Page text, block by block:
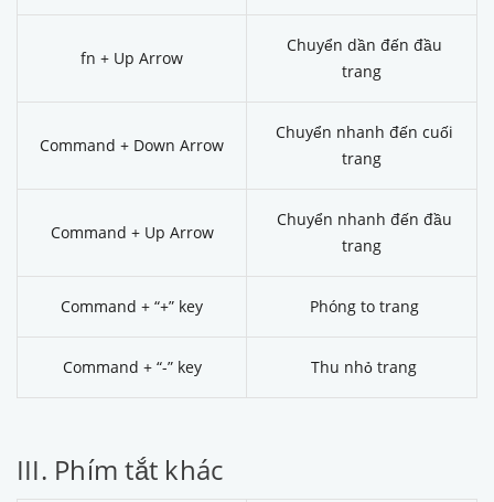
fn + Up Arrow
Chuyển dần đến đầu
trang
Command + Down Arrow
Chuyển nhanh đến cuối
trang
Command + Up Arrow
Chuyển nhanh đến đầu
trang
Command + “+” key Phóng to trang
Command + “-” key Thu nhỏ trang
III. Phím tắt khác